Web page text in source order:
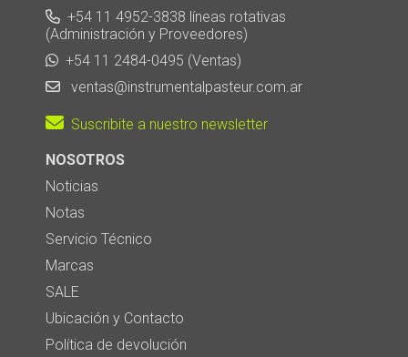
+54 11 4952-3838 líneas rotativas
(Administración y Proveedores)
+54 11 2484-0495 (Ventas)
ventas@instrumentalpasteur.com.ar
Suscribite a nuestro newsletter
NOSOTROS
Noticias
Notas
Servicio Técnico
Marcas
SALE
Ubicación y Contacto
Política de devolución